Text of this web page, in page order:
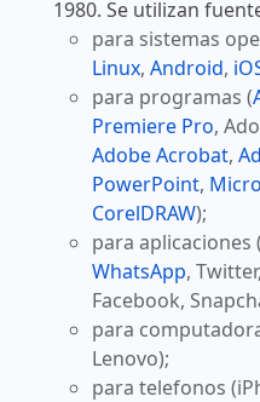
1980. Se utilizan
para sistemas
Linux, Android,
para programas (
Premiere Pro,
Adobe Acrobat,
PowerPoint,
CorelDRAW);
para aplicaciones (
WhatsApp, Twitter,
Facebook,
para
Lenovo);
para telefonos